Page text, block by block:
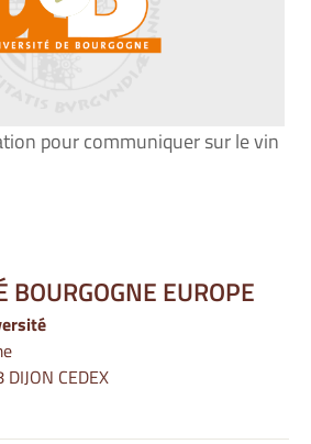
pour communiquer sur le vin
BOURGOGNE EUROPE
CEDEX